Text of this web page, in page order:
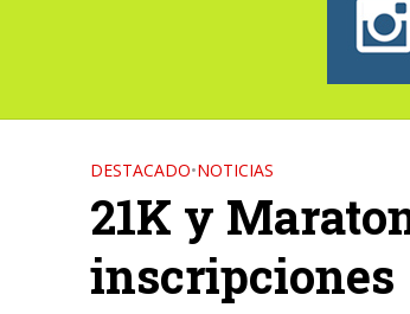
DESTACADO•NOTICIAS
21K y
inscripciones